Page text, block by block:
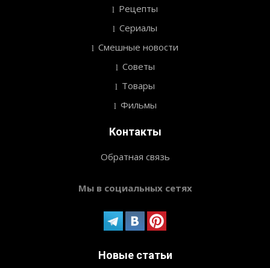
Рецепты
Сериалы
Смешные новости
Советы
Товары
Фильмы
Контакты
Обратная связь
Мы в социальных сетях
Новые статьи